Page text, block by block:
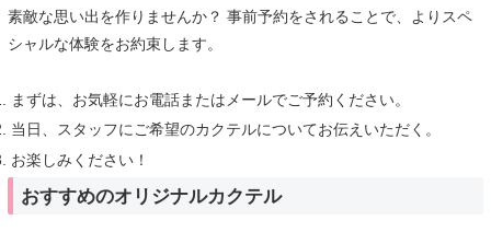
素敵な思い出を作りませんか？ 事前予約をされることで、よりスペ
シャルな体験をお約束します。
まずは、お気軽にお電話またはメールでご予約ください。
当日、スタッフにご希望のカクテルについてお伝えいただく。
お楽しみください！
おすすめのオリジナルカクテル